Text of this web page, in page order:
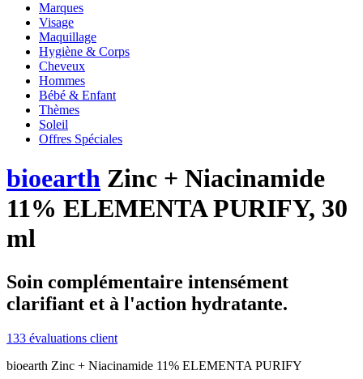
Marques
Visage
Maquillage
Hygiène & Corps
Cheveux
Hommes
Bébé & Enfant
Thèmes
Soleil
Offres Spéciales
bioearth Zinc + Niacinamide
11% ELEMENTA PURIFY, 30
ml
Soin complémentaire intensément
clarifiant et à l'action hydratante.
133 évaluations client
bioearth Zinc + Niacinamide 11% ELEMENTA PURIFY